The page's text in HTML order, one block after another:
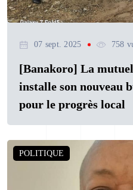
07 sept. 2025 758
[Banakoro] La
installe son nouveau
pour le progrès local
POLITIQUE